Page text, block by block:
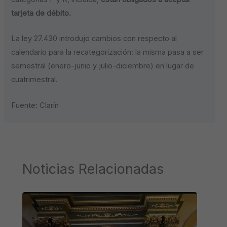
tarjeta de débito.
La ley 27.430 introdujo cambios con respecto al
calendario para la recategorización: la misma pasa a ser
semestral (enero-junio y julio-diciembre) en lugar de
cuatrimestral.
Fuente: Clarín
Noticias Relacionadas